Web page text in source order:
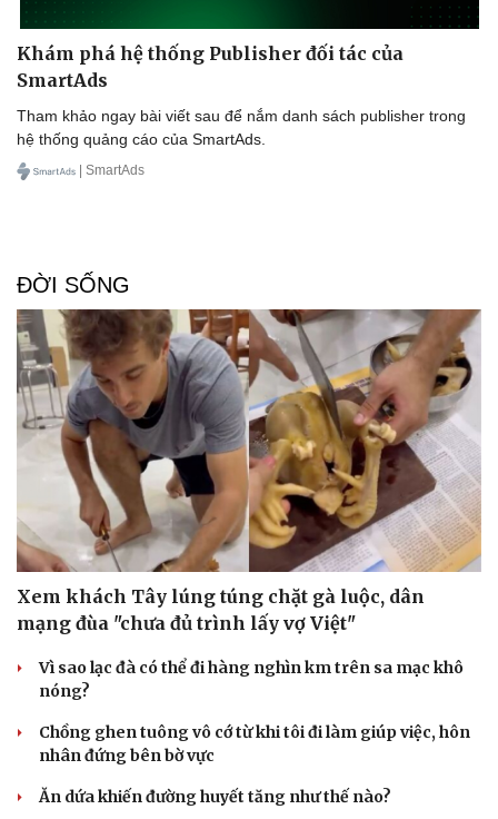
Khám phá hệ thống Publisher đối tác của
SmartAds
Tham khảo ngay bài viết sau để nắm danh sách publisher trong
hệ thống quảng cáo của SmartAds.
| SmartAds
ĐỜI SỐNG
Xem khách Tây lúng túng chặt gà luộc, dân
mạng đùa "chưa đủ trình lấy vợ Việt"
Vì sao lạc đà có thể đi hàng nghìn km trên sa mạc khô
nóng?
Chồng ghen tuông vô cớ từ khi tôi đi làm giúp việc, hôn
nhân đứng bên bờ vực
Ăn dứa khiến đường huyết tăng như thế nào?